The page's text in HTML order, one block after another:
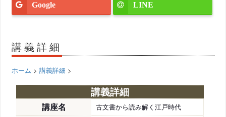
Google LINE
講義詳細
ホーム >講義詳細 >
講義詳細
講座名 古文書から読み解く江戸時代